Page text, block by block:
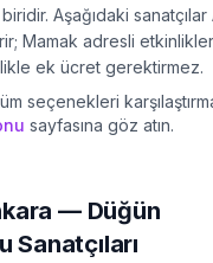
Aşağıdaki sanatçılar
Mamak adresli
ek ücret gerektirmez.
seçenekleri
sayfasına göz atın.
— Düğün
Sanatçıları